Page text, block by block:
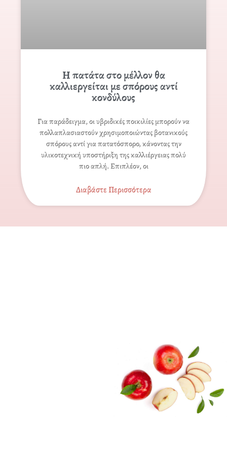
Η πατάτα στο μέλλον θα
καλλιεργείται με σπόρους αντί
κονδύλους
Για παράδειγμα, οι υβριδικές ποικιλίες μπορούν να
πολλαπλασιαστούν χρησιμοποιώντας βοτανικούς
σπόρους αντί για πατατόσπορο, κάνοντας την
υλικοτεχνική υποστήριξη της καλλιέργειας πολύ
πιο απλή. Επιπλέον, οι
Διαβάστε Περισσότερα